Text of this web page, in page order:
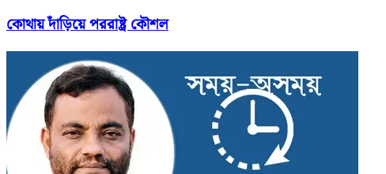
কোথায় দাঁড়িয়ে পররাষ্ট্র কৌশল